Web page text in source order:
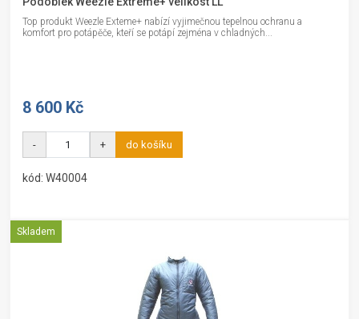
Top produkt Weezle Exteme+ nabízí vyjimečnou tepelnou ochranu a
komfort pro potápěče, kteří se potápí zejména v chladných...
8 600 Kč
- + do košíku
kód: W40004
Skladem